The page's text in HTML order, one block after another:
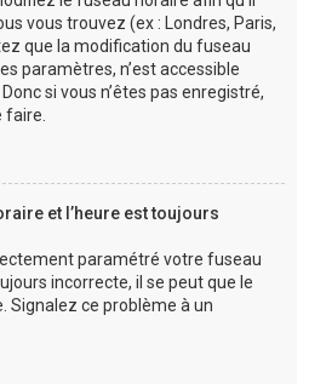
vous trouvez (ex : Londres, Paris,
que la modification du fuseau
paramètres, n’est accessible
si vous n’êtes pas enregistré,
faire.
et l’heure est toujours
paramétré votre fuseau
incorrecte, il se peut que le
Signalez ce problème à un